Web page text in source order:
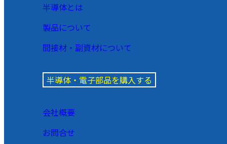
半導体とは
製品について
間接材・副資材について
半導体・電子部品を購入する
会社概要
お問合せ